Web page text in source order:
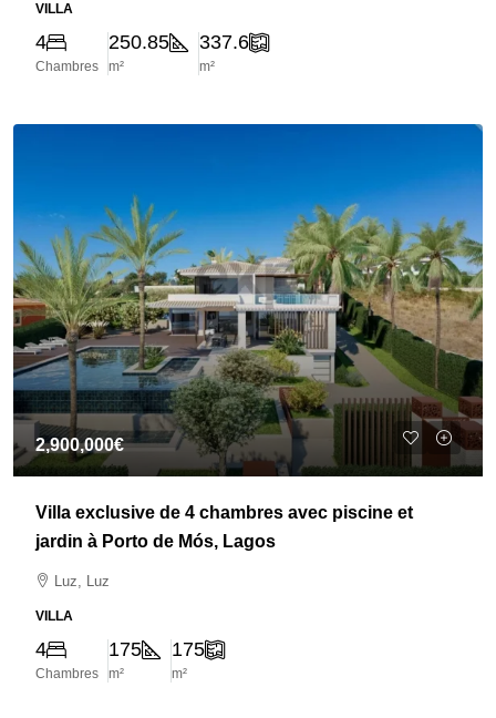
VILLA
4
Chambres
250.85
m²
337.6
m²
2,900,000€
Villa exclusive de 4 chambres avec piscine et
jardin à Porto de Mós, Lagos
Luz, Luz
VILLA
4
Chambres
175
m²
175
m²